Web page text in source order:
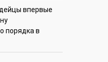
впервые
порядка в